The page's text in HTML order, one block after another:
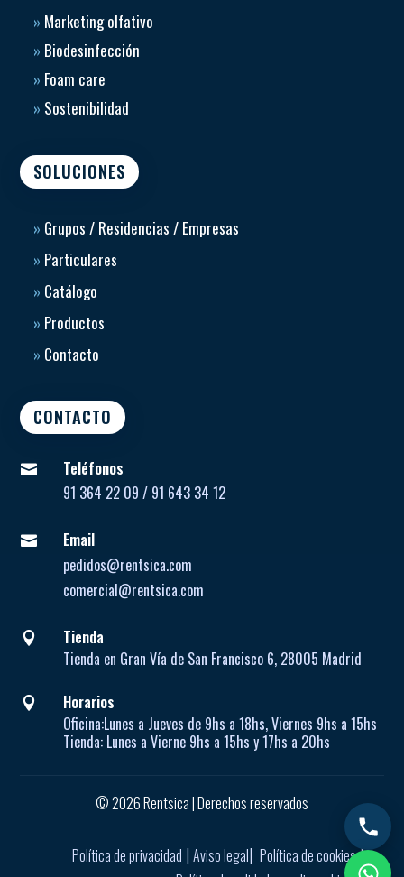
» Marketing olfativo
» Biodesinfección
» Foam care
» Sostenibilidad
SOLUCIONES
» Grupos / Residencias / Empresas
» Particulares
» Catálogo
» Productos
» Contacto
CONTACTO

Teléfonos
91 364 22 09 / 91 643 34 12

Email
pedidos@rentsica.com
comercial@rentsica.com

Tienda
Tienda en Gran Vía de San Francisco 6, 28005 Madrid

Horarios
Oficina:Lunes a Jueves de9hs a 18hs, Viernes 9hs a 15hs
Tienda: Lunes a Vierne9hs a 15hs y 17hs a 20hs
© 2026 Rentsica | Derechos reservados
Política de privacidad |Aviso legal|Política de cookies|